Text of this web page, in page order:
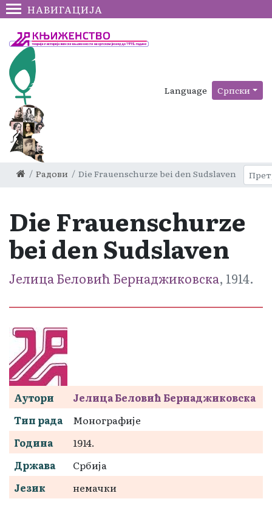
НАВИГАЦИЈА
Language Српски
Радови Die Frauenschurze bei den Sudslaven
Die Frauenschurze
bei den Sudslaven
Јелица Беловић Бернаджиковска, 1914.
Аутори
Јелица Беловић Бернаджиковска
Тип рада
Монографије
Година
1914.
Држава
Србија
Језик
немачки